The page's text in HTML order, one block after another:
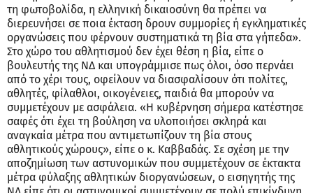
τη φωτοβολίδα, η ελληνική δικαιοσύνη θα πρέπει να
διερευνήσει σε ποια έκταση δρουν συμμορίες ή εγκληματικές
οργανώσεις που φέρνουν συστηματικά τη βία στα γήπεδα».
Στο χώρο του αθλητισμού δεν έχει θέση η βία, είπε ο
βουλευτής της ΝΔ και υπογράμμισε πως όλοι, όσο περνάει
από το χέρι τους, οφείλουν να διασφαλίσουν ότι πολίτες,
αθλητές, φίλαθλοι, οικογένειες, παιδιά θα μπορούν να
συμμετέχουν με ασφάλεια. «Η κυβέρνηση σήμερα κατέστησε
σαφές ότι έχει τη βούληση να υλοποιήσει σκληρά και
αναγκαία μέτρα που αντιμετωπίζουν τη βία στους
αθλητικούς χώρους», είπε ο κ. Καββαδάς. Σε σχέση με την
αποζημίωση των αστυνομικών που συμμετέχουν σε έκτακτα
μέτρα φύλαξης αθλητικών διοργανώσεων, ο εισηγητής της